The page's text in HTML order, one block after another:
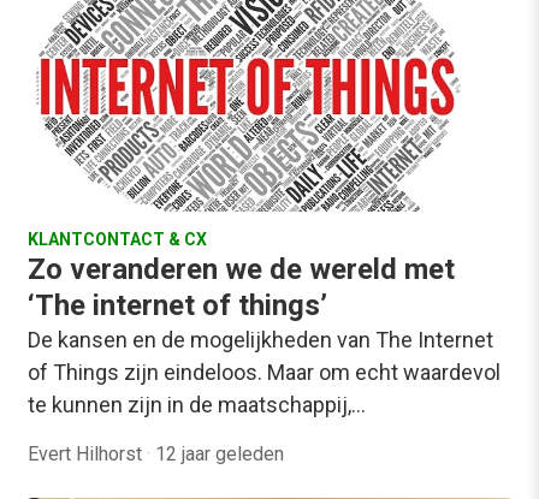
KLANTCONTACT & CX
Zo veranderen we de wereld met
‘The internet of things’
De kansen en de mogelijkheden van The Internet
of Things zijn eindeloos. Maar om echt waardevol
te kunnen zijn in de maatschappij,…
Evert Hilhorst · 12 jaar geleden